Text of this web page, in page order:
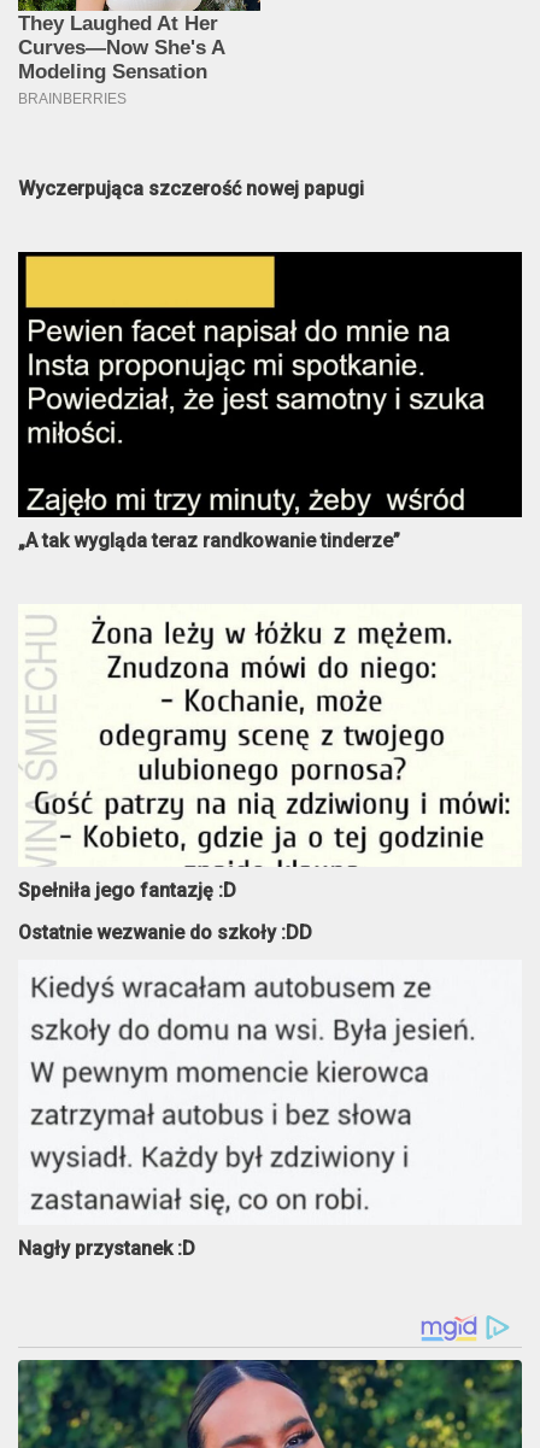
Wyczerpująca szczerość nowej papugi
„A tak wygląda teraz randkowanie tinderze”
Spełniła jego fantazję :D
Ostatnie wezwanie do szkoły :DD
Nagły przystanek :D